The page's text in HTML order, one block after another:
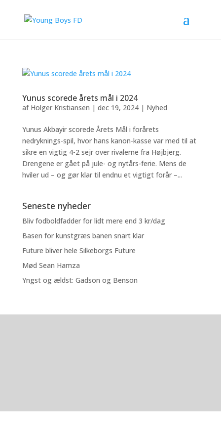
Yunus scorede årets mål i 2024
af Holger Kristiansen | dec 19, 2024| Nyhed
Yunus Akbayir scorede Årets Mål i forårets
nedryknings-spil, hvor hans kanon-kasse var med til at
sikre en vigtig 4-2 sejr over rivalerne fra Højbjerg.
Drengene er gået på jule- og nytårs-ferie. Mens de
hviler ud – og gør klar til endnu et vigtigt forår –...
Seneste nyheder
Bliv fodboldfadder for lidt mere end 3 kr/dag
Basen for kunstgræs banen snart klar
Future bliver hele Silkeborgs Future
Mød Sean Hamza
Yngst og ældst: Gadson og Benson